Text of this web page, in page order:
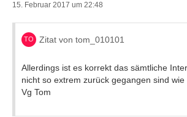
15. Februar 2017 um 22:48
Zitat von tom_010101
Allerdings ist es korrekt das sämtliche
nicht so extrem zurück gegangen sind wie
Vg Tom